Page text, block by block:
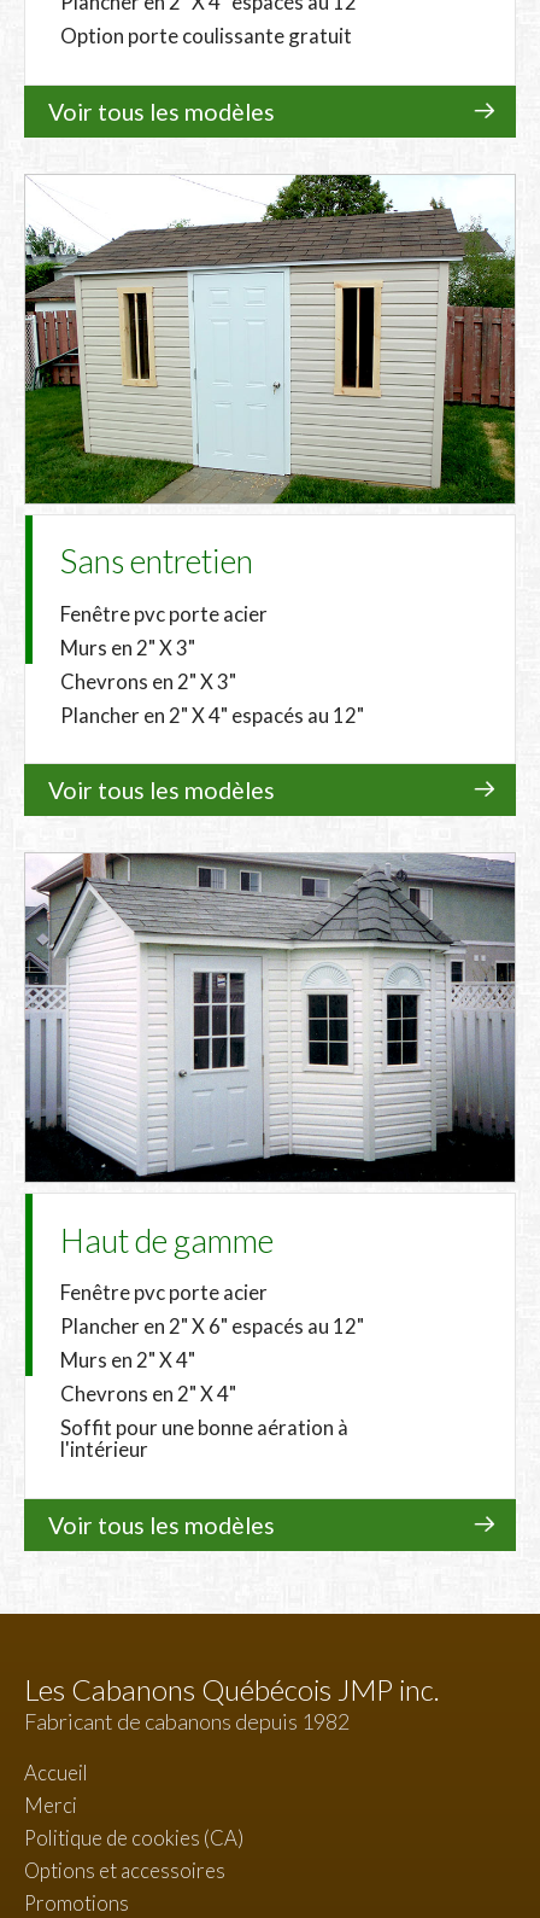
Option porte coulissante gratuit
Voir tous les modèles
Sans entretien
Fenêtre pvc porte acier
Murs en 2" X 3"
Chevrons en 2" X 3"
Plancher en 2" X 4" espacés au 12"
Voir tous les modèles
Haut de gamme
Fenêtre pvc porte acier
Plancher en 2" X 6" espacés au 12"
Murs en 2" X 4"
Chevrons en 2" X 4"
Soffit pour une bonne aération à
l'intérieur
Voir tous les modèles
Les Cabanons Québécois JMP inc.
Fabricant de cabanons depuis 1982
Accueil
Merci
Politique de cookies (CA)
Options et accessoires
Promotions